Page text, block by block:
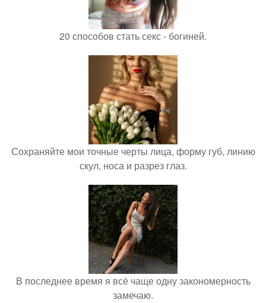
20 способов стать секс - богиней.
Сохраняйте мои точные черты лица, форму губ, линию
скул, носа и разрез глаз.
В последнее время я всё чаще одну закономерность
замечаю.